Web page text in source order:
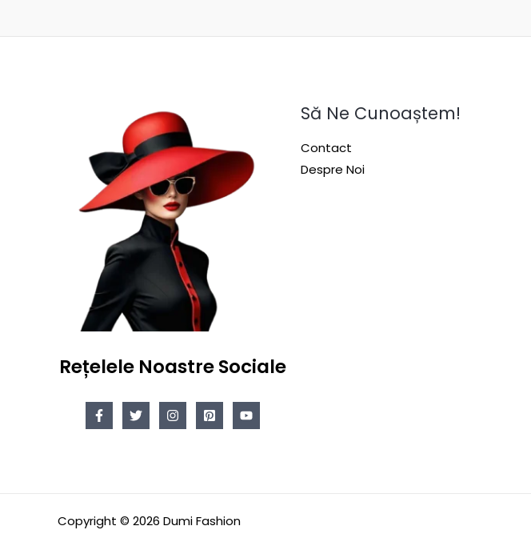
Rețelele Noastre Sociale
Să Ne Cunoaștem!
Contact
Despre Noi
Copyright © 2026 Dumi Fashion